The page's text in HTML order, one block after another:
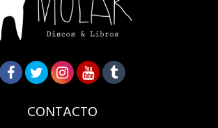
CONTACTO